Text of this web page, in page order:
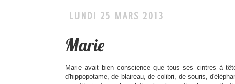
LUNDI 25 MARS 2013
Marie
Marie avait bien conscience que tous ses cintres à
d'hippopotame, de blaireau, de colibri, de souris,